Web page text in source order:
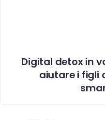
Digital detox in
aiutare i figli